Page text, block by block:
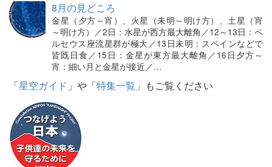
8月の見どころ
金星（夕方～宵）、火星（未明～明け方）、土星（宵
～明け方）／2日：水星が西方最大離角／12～13日：ペ
ルセウス座流星群が極大／13日未明：スペインなどで
皆既日食／15日：金星が東方最大離角／16日夕方～
宵：細い月と金星が接近／…
「星空ガイド 」や「特集一覧 」もご覧ください